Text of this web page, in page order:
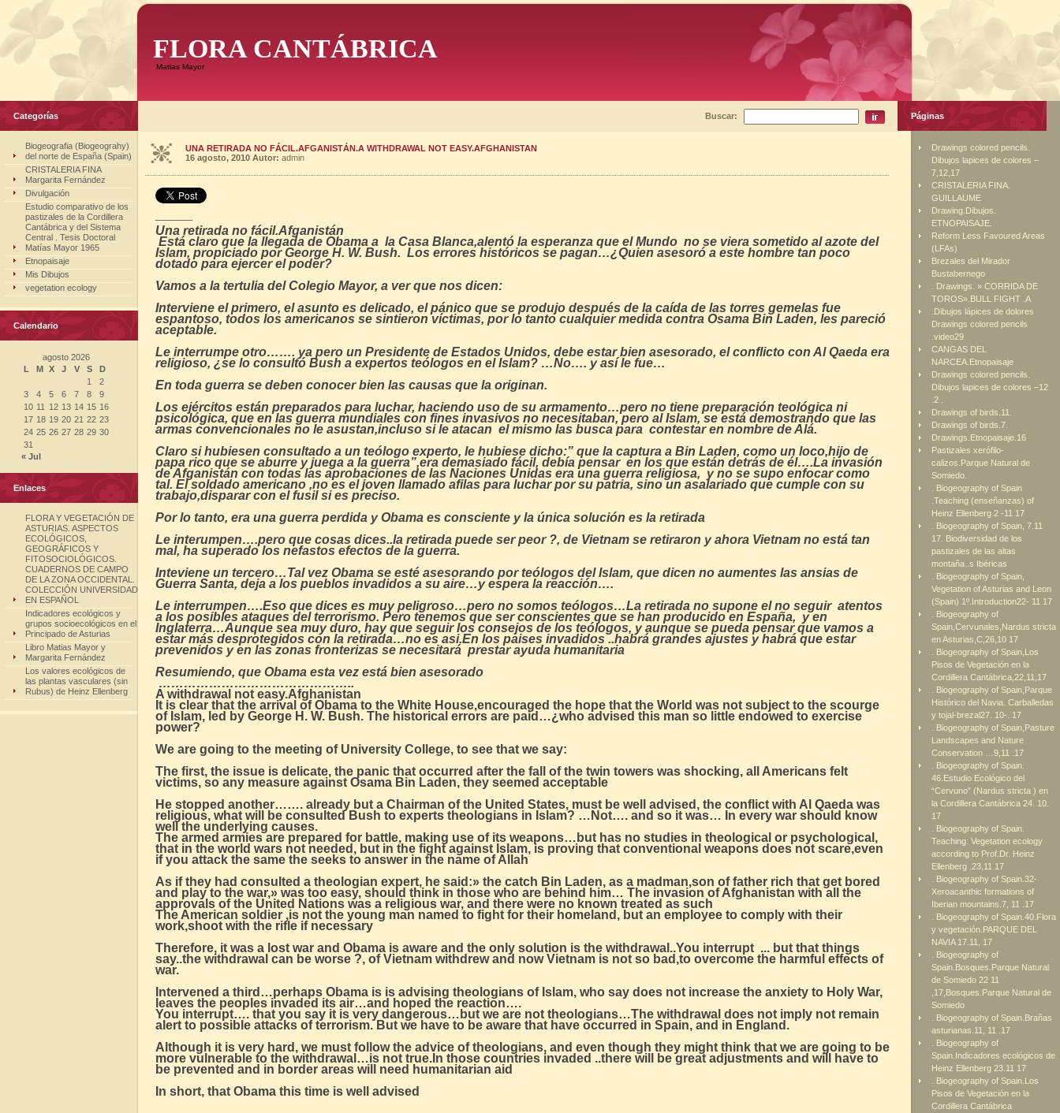
FLORA CANTÁBRICA
Matias Mayor
Categorías
Biogeografia (Biogeograhy)
del norte de España (Spain)
CRISTALERIA FINA
Margarita Fernández
Divulgación
Estudio comparativo de los
pastizales de la Cordillera
Cantábrica y del Sistema
Central . Tesis Doctoral
Matías Mayor 1965
Etnopaisaje
Mis Dibujos
vegetation ecology
Calendario
agosto 2026
L
M X J V S
D
1
2
3
4 5 6 7 8
9
10 11 12 13 14 15 16
17 18 19 20 21 22 23
24 25 26 27 28 29 30
31
« Jul
Enlaces
FLORA Y VEGETACIÓN DE
ASTURIAS. ASPECTOS
ECOLÓGICOS,
GEOGRÁFICOS Y
FITOSOCIOLÓGICOS.
CUADERNOS DE CAMPO
DE LA ZONA OCCIDENTAL.
COLECCIÓN UNIVERSIDAD
EN ESPAÑOL
Indicadores ecológicos y
grupos socioecológicos en el
Principado de Asturias
Libro Matias Mayor y
Margarita Fernández
Los valores ecológicos de
las plantas vasculares (sin
Rubus) de Heinz Ellenberg
Buscar:
UNA RETIRADA NO FÁCIL.AFGANISTÁN.A WITHDRAWAL NOT EASY.AFGHANISTAN
16 agosto, 2010 Autor: admin
————-
Una retirada no fácil.Afganistán
Está claro que la llegada de Obama a la Casa Blanca,alentó la esperanza que el Mundo no se viera sometido al azote del
Islam, propiciado por George H. W. Bush. Los errores históricos se pagan…¿Quien asesoró a este hombre tan poco
dotado para ejercer el poder?
Vamos a la tertulia del Colegio Mayor, a ver que nos dicen:
Interviene el primero, el asunto es delicado, el pánico que se produjo después de la caída de las torres gemelas fue
espantoso, todos los americanos se sintieron víctimas, por lo tanto cualquier medida contra Osama Bin Laden, les pareció
aceptable.
Le interrumpe otro……. ya pero un Presidente de Estados Unidos, debe estar bien asesorado, el conflicto con Al Qaeda era
religioso, ¿se lo consultó Bush a expertos teólogos en el Islam? …No…. y así le fue…
En toda guerra se deben conocer bien las causas que la originan.
Los ejércitos están preparados para luchar, haciendo uso de su armamento…pero no tiene preparación teológica ni
psicológica, que en las guerra mundiales con fines invasivos no necesitaban, pero al Islam, se está demostrando que las
armas convencionales no le asustan,incluso si le atacan el mismo las busca para contestar en nombre de Alá.
Claro si hubiesen consultado a un teólogo experto, le hubiese dicho:” que la captura a Bin Laden, como un loco,hijo de
papa rico que se aburre y juega a la guerra”,era demasiado fácil, debía pensar en los que están detrás de él….La invasión
de Afganistán con todas las aprobaciones de las Naciones Unidas era una guerra religiosa, y no se supo enfocar como
tal. El soldado americano ,no es el joven llamado afilas para luchar por su patria, sino un asalariado que cumple con su
trabajo,disparar con el fusil si es preciso.
Por lo tanto, era una guerra perdida y Obama es consciente y la única solución es la retirada
Le interumpen….pero que cosas dices..la retirada puede ser peor ?, de Vietnam se retiraron y ahora Vietnam no está tan
mal, ha superado los nefastos efectos de la guerra.
Inteviene un tercero…Tal vez Obama se esté asesorando por teólogos del Islam, que dicen no aumentes las ansias de
Guerra Santa, deja a los pueblos invadidos a su aire…y espera la reacción….
Le interrumpen….Eso que dices es muy peligroso…pero no somos teólogos…La retirada no supone el no seguir atentos
a los posibles ataques del terrorismo. Pero tenemos que ser conscientes que se han producido en España, y en
Inglaterra…Aunque sea muy duro, hay que seguir los consejos de los teólogos, y aunque se pueda pensar que vamos a
estar más desprotegidos con la retirada…no es asi.En los paises invadidos ..habrá grandes ajustes y habrá que estar
prevenidos y en las zonas fronterizas se necesitará prestar ayuda humanitaria
Resumiendo, que Obama esta vez está bien asesorado
………………………………………..
A withdrawal not easy.Afghanistan
It is clear that the arrival of Obama to the White House,encouraged the hope that the World was not subject to the scourge
of Islam, led by George H. W. Bush. The historical errors are paid…¿who advised this man so little endowed to exercise
power?
We are going to the meeting of University College, to see that we say:
The first, the issue is delicate, the panic that occurred after the fall of the twin towers was shocking, all Americans felt
victims, so any measure against Osama Bin Laden, they seemed acceptable
He stopped another……. already but a Chairman of the United States, must be well advised, the conflict with Al Qaeda was
religious, what will be consulted Bush to experts theologians in Islam? …Not…. and so it was… In every war should know
well the underlying causes.
The armed armies are prepared for battle, making use of its weapons…but has no studies in theological or psychological,
that in the world wars not needed, but in the fight against Islam, is proving that conventional weapons does not scare,even
if you attack the same the seeks to answer in the name of Allah
As if they had consulted a theologian expert, he said:» the catch Bin Laden, as a madman,son of father rich that get bored
and play to the war,» was too easy, should think in those who are behind him… The invasion of Afghanistan with all the
approvals of the United Nations was a religious war, and there were no known treated as such
The American soldier ,is not the young man named to fight for their homeland, but an employee to comply with their
work,shoot with the rifle if necessary
Therefore, it was a lost war and Obama is aware and the only solution is the withdrawal..You interrupt ... but that things
say..the withdrawal can be worse ?, of Vietnam withdrew and now Vietnam is not so bad,to overcome the harmful effects of
war.
Intervened a third…perhaps Obama is is advising theologians of Islam, who say does not increase the anxiety to Holy War,
leaves the peoples invaded its air…and hoped the reaction….
You interrupt…. that you say it is very dangerous…but we are not theologians…The withdrawal does not imply not remain
alert to possible attacks of terrorism. But we have to be aware that have occurred in Spain, and in England.
Although it is very hard, we must follow the advice of theologians, and even though they might think that we are going to be
more vulnerable to the withdrawal…is not true.In those countries invaded ..there will be great adjustments and will have to
be prevented and in border areas will need humanitarian aid
In short, that Obama this time is well advised
Páginas
Drawings colored pencils.
Dibujos lapices de colores –
7,12,17
CRISTALERIA FINA.
GUILLAUME
Drawing.Dibujos.
ETNOPAISAJE.
Reform Less Favoured Areas
(LFAs)
Brezales del Mirador
Bustabernego
. Drawings. » CORRIDA DE
TOROS».BULL FIGHT .A
.Dibujos lápices de dolores
Drawings colored pencils
.video29
CANGAS DEL
NARCEA.Etnopaisaje
Drawings colored pencils.
Dibujos lapices de colores –12
.2 .
Drawings of birds.11.
Drawings of birds.7.
Drawings.Etnopaisaje.16
Pastizales xerófilo-
calizos.Parque Natural de
Somiedo.
. Biogeography of Spain
.Teaching (enseñanzas) of
Heinz Ellenberg.2 -11 17
. Biogeography of Spain, 7.11
17. Biodiversidad de los
pastizales de las altas
montaña..s Ibéricas
. Biogeography of Spain,
Vegetation of Asturias and Leon
(Spain) 1º.Introduction22- 11 17
. Biogeography of
Spain,Cervunales,Nardus stricta
en Asturias,C,26,10 17
. Biogeography of Spain,Los
Pisos de Vegetación en la
Cordillera Cantábrica,22,11,17
. Biogeography of Spain,Parque
Histórico del Navia. Carballedas
y tojal-brezal27. 10-. 17
. Biogeography of Spain,Pasture
Landscapes and Nature
Conservation …9,11 .17
. Biogeography of Spain.
46.Estudio Ecológico del
“Cervuno” (Nardus stricta ) en
la Cordillera Cantábrica 24. 10.
17
. Biogeography of Spain.
Teaching: Vegetation ecology
according to Prof.Dr. Heinz
Ellenberg .23,11 17
. Biogeography of Spain.32-
Xeroacanthic formations of
Iberian mountains.7, 11 .17
. Biogeography of Spain.40.Flora
y vegetación.PARQUE DEL
NAVIA 17.11, 17
. Biogeography of
Spain.Bosques.Parque Natural
de Somiedo 22 11
,17,Bosques.Parque Natural de
Somiedo
. Biogeography of Spain.Brañas
asturianas.11, 11 .17
. Biogeography of
Spain.Indicadores ecológicos de
Heinz Ellenberg 23.11 17
. Biogeography of Spain.Los
Pisos de Vegetación en la
Cordillera Cantábrica